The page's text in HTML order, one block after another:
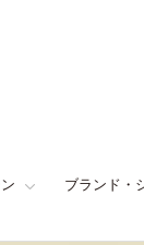
ブランド・